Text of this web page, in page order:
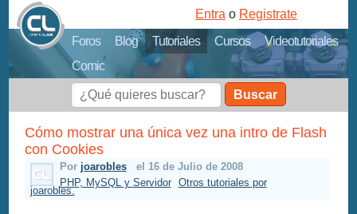
Foros Blog Tutoriales Cursos
Videotutoriales
Comic
Entra o Registrate
Buscar
Cómo mostrar una única vez una intro de Flash
con Cookies
Por joarobles
el 16 de Julio de 2008
PHP, MySQL y Servidor
Otros tutoriales por
joarobles.